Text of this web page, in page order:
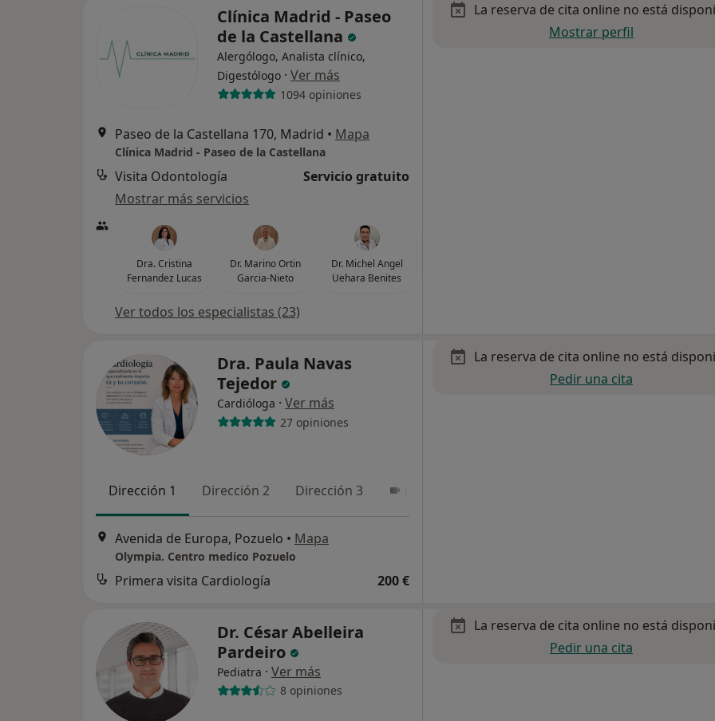
Clínica Madrid - Paseo
de la Castellana
Alergólogo, Analista clínico,
Digestólogo · Ver más
1094 opiniones
Paseo de la Castellana 170, Madrid • Mapa
Clínica Madrid - Paseo de la Castellana
Visita Odontología
Servicio gratuito
Mostrar más servicios
Dra. Cristina
Fernandez Lucas
Dr. Marino Ortin
Garcia-Nieto
Dr. Michel Angel
Uehara Benites
Ver todos los especialistas (23)
La reserva de cita online no está
Mostrar perfil
Dra. Paula Navas
Tejedor
Cardióloga · Ver más
27 opiniones
Dirección 1 Dirección 2 Dirección 3
Avenida de Europa, Pozuelo • Mapa
Olympia. Centro medico Pozuelo
Primera visita Cardiología 200 €
La reserva de cita online no está
Pedir una cita
Dr. César Abelleira
Pardeiro
Pediatra · Ver más
8 opiniones
La reserva de cita online no está
Pedir una cita